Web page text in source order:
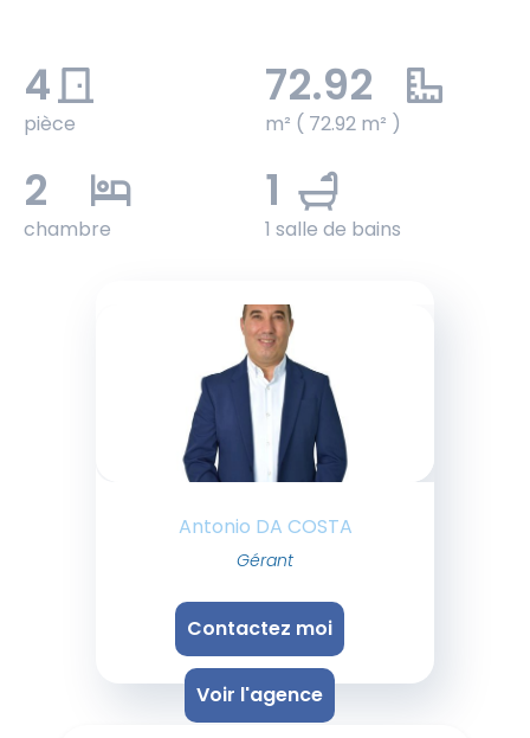
4
pièce
72.92
m² ( 72.92 m² )
2
chambre
1
1 salle de bains
Antonio DA COSTA
Gérant
Contactez moi
Voir l'agence